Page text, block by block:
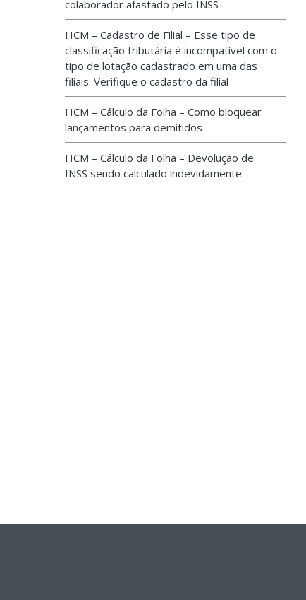
colaborador afastado pelo INSS
HCM – Cadastro de Filial – Esse tipo de
classificação tributária é incompatível com o
tipo de lotação cadastrado em uma das
filiais. Verifique o cadastro da filial
HCM – Cálculo da Folha – Como bloquear
lançamentos para demitidos
HCM – Cálculo da Folha – Devolução de
INSS sendo calculado indevidamente